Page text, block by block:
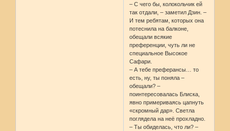
– С чего бы, колокольчик ей
так отдали, – заметил Дзин. –
И тем ребятам, которых она
потеснила на балконе,
обещали всякие
преференции, чуть ли не
специальное Высокое
Сафари.
– А тебе преферансы… то
есть, ну, ты поняла –
обещали? –
поинтересовалась Блиска,
явно примериваясь цапнуть
«скромный дар». Светла
поглядела на неё прохладно.
– Ты обиделась, что ли? –